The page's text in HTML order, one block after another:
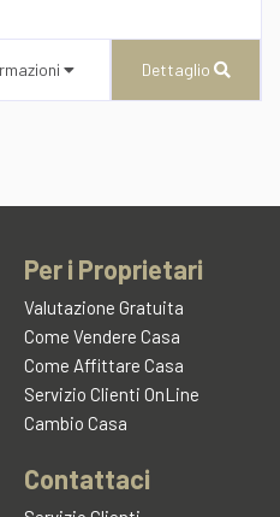
Dettaglio
Per i Proprietari
Valutazione Gratuita
Come Vendere Casa
Come Affittare Casa
Servizio Clienti OnLine
Cambio Casa
Contattaci